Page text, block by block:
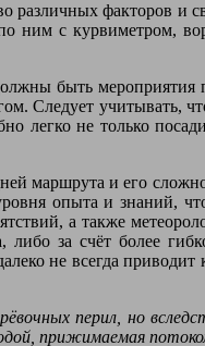
различных факторов и
ним с курвиметром,
быть
Следует учитывать,
легко не только
маршрута и его
опыта и знаний,
а также
за счёт более
не всегда
перил, но
прижимаемая